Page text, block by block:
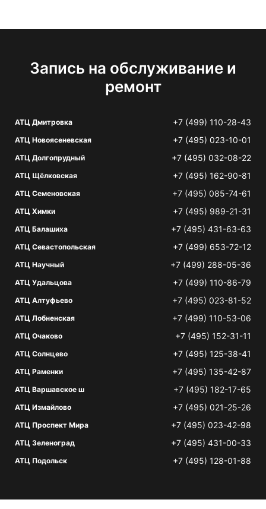
Запись на обслуживание и
ремонт
АТЦ Дмитровка +7 (499) 110-28-43
АТЦ Новоясеневская +7 (495) 023-10-01
АТЦ Долгопрудный +7 (495) 032-08-22
АТЦ Щёлковская +7 (495) 162-90-81
АТЦ Семеновская +7 (495) 085-74-61
АТЦ Химки +7 (495) 989-21-31
АТЦ Балашиха +7 (495) 431-63-63
АТЦ Севастопольская +7 (499) 653-72-12
АТЦ Научный +7 (499) 288-05-36
АТЦ Удальцова +7 (499) 110-86-79
АТЦ Алтуфьево +7 (495) 023-81-52
АТЦ Лобненская +7 (499) 110-53-06
АТЦ Очаково +7 (495) 152-31-11
АТЦ Солнцево +7 (495) 125-38-41
АТЦ Раменки +7 (495) 135-42-87
АТЦ Варшавское ш +7 (495) 182-17-65
АТЦ Измайлово +7 (495) 021-25-26
АТЦ Проспект Мира +7 (495) 023-42-98
АТЦ Зеленоград +7 (495) 431-00-33
АТЦ Подольск +7 (495) 128-01-88